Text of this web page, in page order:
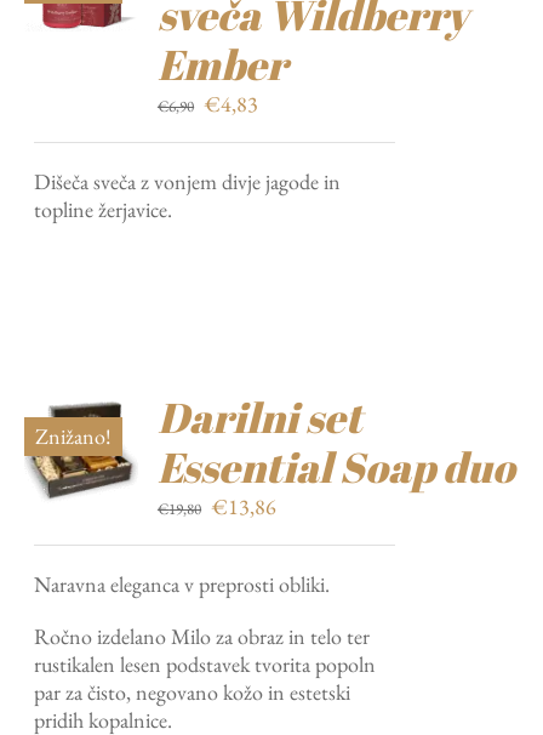
sveča Wildberry
Ember
€6,90 Izvirna
bila:
€4,83
€4,83.
Dišeča sveča z vonjem divje jagode in
topline žerjavice.
Znižano!
Darilni set
Essential Soap duo
€19,80 Izvirna
bila:
€13,86Trenutna
€13,86.
Naravna eleganca v preprosti obliki.
Ročno izdelano Milo za obraz in telo ter
rustikalen lesen podstavek tvorita popoln
par za čisto, negovano kožo in estetski
pridih kopalnice.